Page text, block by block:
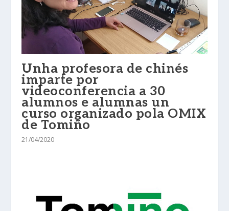
Unha profesora de chinés
imparte por
videoconferencia a 30
alumnos e alumnas un
curso organizado pola OMIX
de Tomiño
21/04/2020